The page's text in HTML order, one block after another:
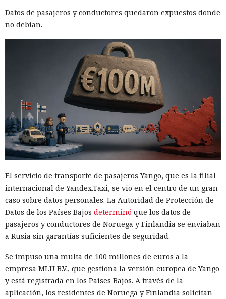
Datos de pasajeros y conductores quedaron expuestos donde
no debían.
El servicio de transporte de pasajeros Yango, que es la filial
internacional de Yandex.Taxi, se vio en el centro de un gran
caso sobre datos personales. La Autoridad de Protección de
Datos de los Países Bajos determinó que los datos de
pasajeros y conductores de Noruega y Finlandia se enviaban
a Rusia sin garantías suficientes de seguridad.
Se impuso una multa de 100 millones de euros a la
empresa MLU B.V., que gestiona la versión europea de Yango
y está registrada en los Países Bajos. A través de la
aplicación, los residentes de Noruega y Finlandia solicitan